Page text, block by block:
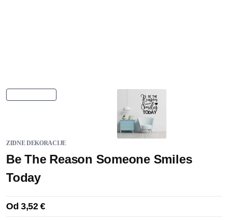
ZIDNE DEKORACIJE
Be The Reason Someone Smiles
Today
Od 3,52€